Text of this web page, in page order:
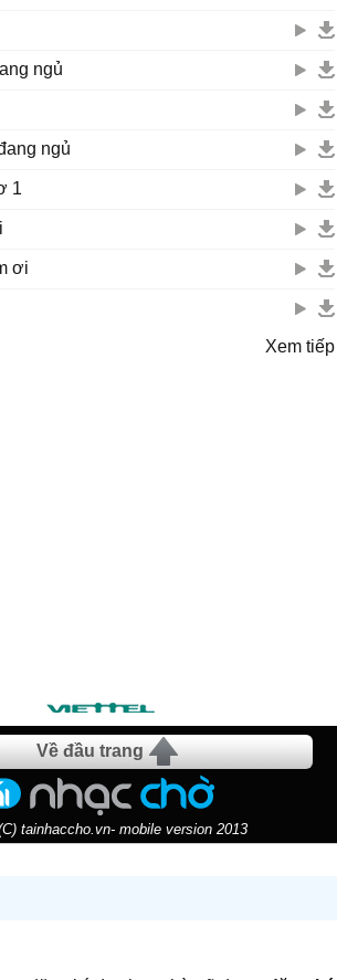
ngủ
ngủ
1
ơi
Xem tiếp
Về đầu trang
tainhaccho.vn- mobile version 2013